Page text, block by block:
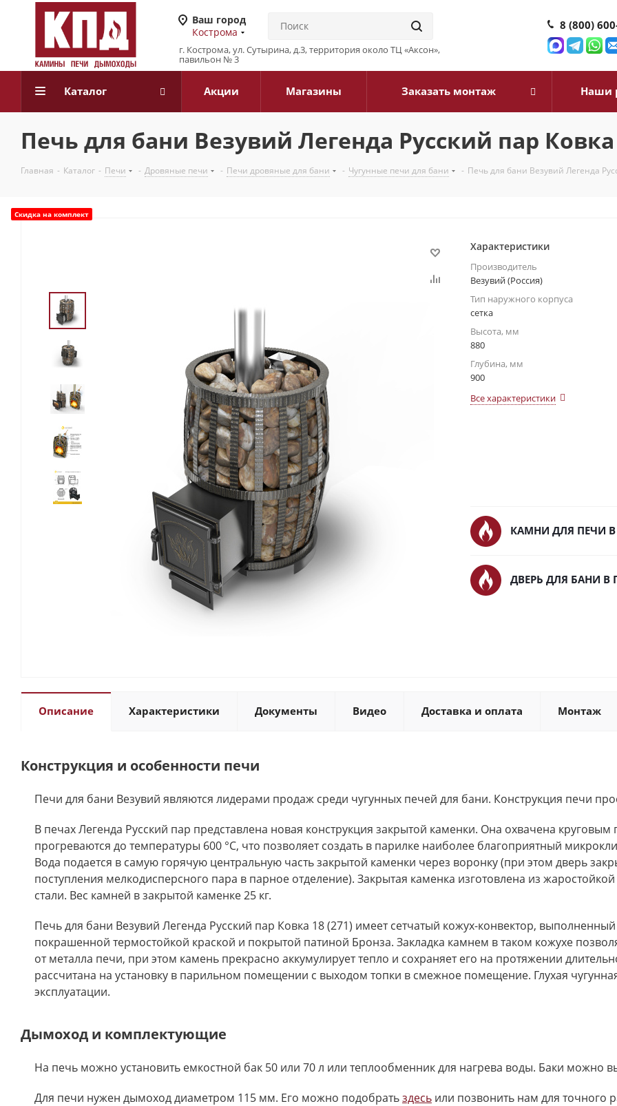
Ваш город
Кострома
г. Кострома, ул. Сутырина, д.3, территория около ТЦ «Аксон»,
павильон № 3
8 (800)
Каталог Акции Магазины Заказать монтаж Наши
Печь для бани Везувий Легенда Русский пар Ковка
Главная - Каталог - Печи - Дровяные печи - Печи дровяные для бани - Чугунные печи для бани - Печь для бани Везувий Легенда
Скидка на комплект
Характеристики
Производитель
Везувий (Россия)
Тип наружного корпуса
сетка
Высота, мм
880
Глубина, мм
900
Все характеристики
КАМНИ ДЛЯ ПЕЧИ
ДВЕРЬ ДЛЯ БАНИ В
Описание Характеристики Документы Видео Доставка и оплата Монтаж
Конструкция и особенности печи
Печи для бани Везувий являются лидерами продаж среди чугунных печей для бани. Конструкция печи
В печах Легенда Русский пар представлена новая конструкция закрытой каменки. Она охвачена
прогреваются до температуры 600 °С, что позволяет создать в парилке наиболее благоприятный
Вода подается в самую горячую центральную часть закрытой каменки через воронку (при этом дверь
поступления мелкодисперсного пара в парное отделение). Закрытая каменка изготовлена из
стали. Вес камней в закрытой каменке 25 кг.
Печь для бани Везувий Легенда Русский пар Ковка 18 (271) имеет сетчатый кожух-конвектор,
покрашенной термостойкой краской и покрытой патиной Бронза. Закладка камнем в таком кожухе
от металла печи, при этом камень прекрасно аккумулирует тепло и сохраняет его на протяжении
рассчитана на установку в парильном помещении с выходом топки в смежное помещение. Глухая
эксплуатации.
Дымоход и комплектующие
На печь можно установить емкостной бак 50 или 70 л или теплообменник для нагрева воды. Баки можно
Для печи нужен дымоход диаметром 115 мм. Его можно подобратьздесь или позвонить нам для точного